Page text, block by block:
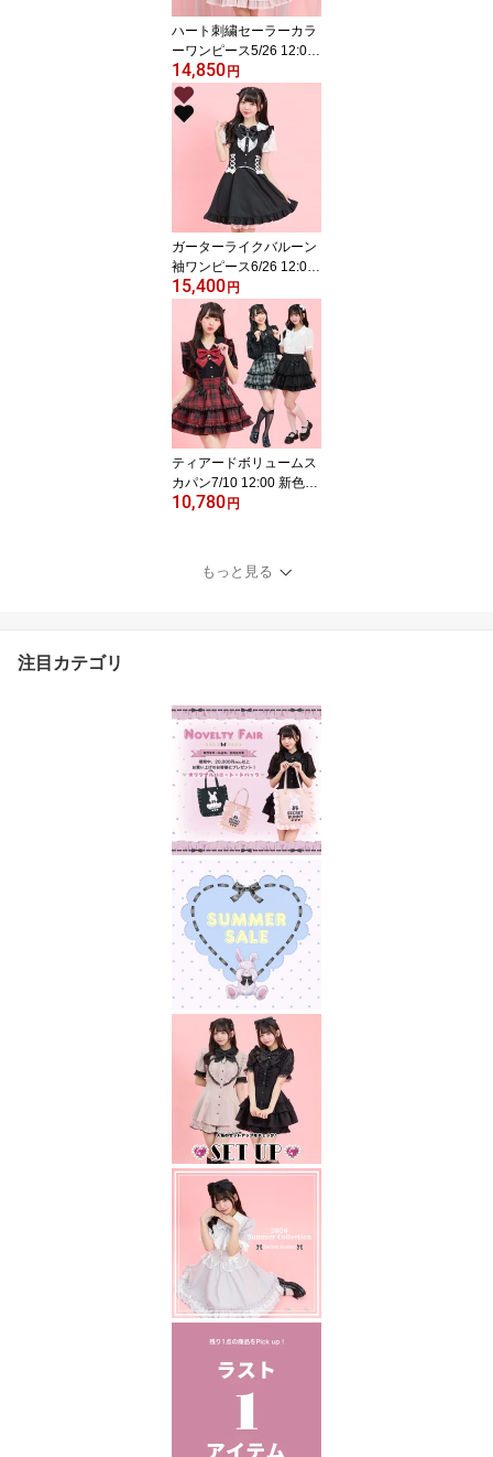
ハート刺繍セーラーカラ
ーワンピース5/26 12:00
販売スタートsecrethone
y シークレットハニ
ー シーハニ 量産型
地雷系 かわいい 双子
コーデ 参戦服 レディ
ース ガーリー ワン
ピ 半袖 ピンク 黒
ブラック
14,850円
ガーターライクバルーン
袖ワンピース6/26 12:00
販売スタートsecrethone
y シークレットハニ
ー シーハニ 量産型
地雷系 参戦服 レディ
ース ワンピ 可愛い
ワイン ブラック 黒
15,400円
ティアードボリュームス
カパン7/10 12:00 新色登
場11/27 12:00 販売スタ
ニ 量産型 レディー
ス ガーリー スカー
10,780円
もっと見る
注目カテゴリ